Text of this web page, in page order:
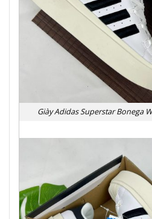
Giày Adidas Superstar Bonega